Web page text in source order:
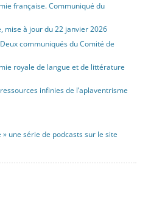
française. Communiqué du
mise à jour du 22 janvier 2026
communiqués du Comité de
royale de langue et de littérature
infinies de l’aplaventrisme
» une série de podcasts sur le site